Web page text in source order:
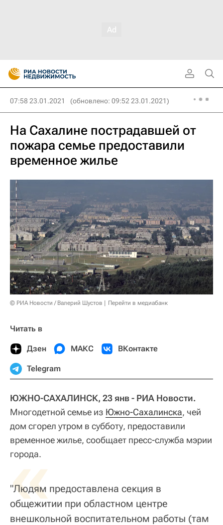
07:58 23.01.2021 (обновлено: 09:52 23.01.2021)
На Сахалине пострадавшей от
пожара семье предоставили
временное жилье
© РИА Новости / Валерий Шустов Перейти в медиабанк
Читать в
Дзен МАКС ВКонтакте
Telegram
ЮЖНО-САХАЛИНСК, 23 янв - РИА Новости.
Многодетной семье из Южно-Сахалинска, чей
дом сгорел утром в субботу, предоставили
временное жилье, сообщает пресс-служба мэрии
города.
«
"Людям предоставлена секция в
общежитии при областном центре
внешкольной воспитательном работы (там